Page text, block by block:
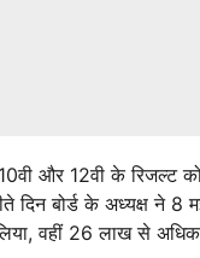
और 12वी के रिजल्ट
दिन बोर्ड के अध्यक्ष ने
वहीं 26 लाख से अधिक